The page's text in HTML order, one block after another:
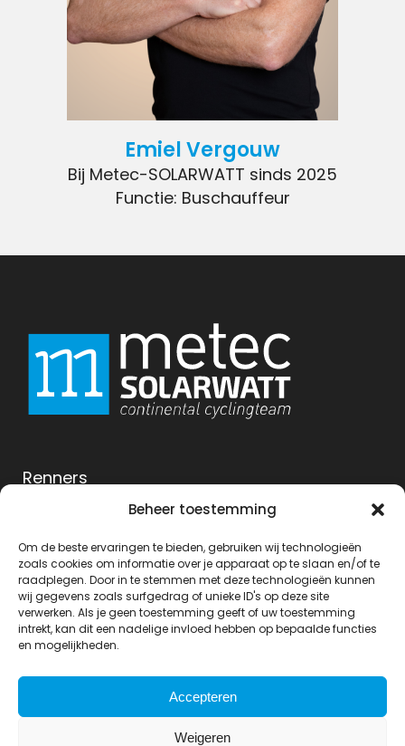
Beheer toestemming
Om de beste ervaringen te bieden, gebruiken wij technologieën
zoals cookies om informatie over je apparaat op te slaan en/of te
raadplegen. Door in te stemmen met deze technologieën kunnen
wij gegevens zoals surfgedrag of unieke ID's op deze site
verwerken. Als je geen toestemming geeft of uw toestemming
intrekt, kan dit een nadelige invloed hebben op bepaalde functies
en mogelijkheden.
Accepteren
Weigeren
Emiel Vergouw
Bij Metec-SOLARWATT sinds 2025
Functie: Buschauffeur
Renners
Programma
Contact opnemen
Volg ons op: